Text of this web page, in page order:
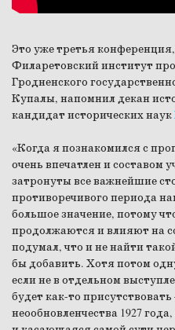
Это уже третья
Филаретовский институт
Гродненского
Купалы, напомнил декан
кандидат исторических наук
«Когда я познакомился с
очень впечатлен и составом
затронуты все важнейшие
противоречивого периода
большое значение, потому
продолжаются и влияют на
подумал, что и не найти
бы добавить. Хотя потом
если не в отдельном
будет как-то
неообновленчества 1927